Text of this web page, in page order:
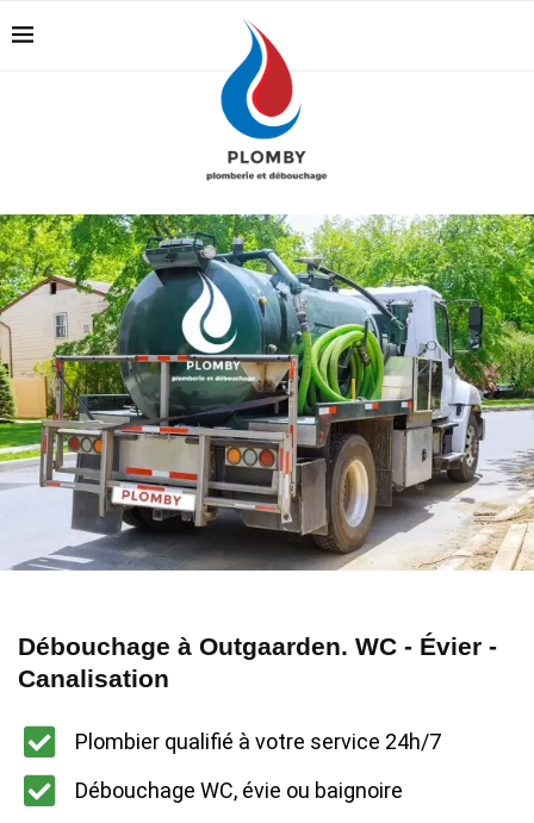
Débouchage à Outgaarden. WC - Évier -
Canalisation
Plombier qualifié à votre service 24h/7
Débouchage WC, évie ou baignoire